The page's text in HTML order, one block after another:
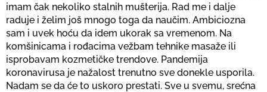
imam čak nekoliko stalnih mušterija. Rad me i dalje
raduje i želim još mnogo toga da naučim. Ambiciozna
sam i uvek hoću da idem ukorak sa vremenom. Na
komšinicama i rođacima vežbam tehnike masaže ili
isprobavam kozmetičke trendove. Pandemija
koronavirusa je nažalost trenutno sve donekle usporila.
Nadam se da će to uskoro prestati. Sve u svemu, srećna